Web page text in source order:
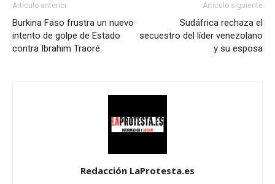
Artículo anterior
Burkina Faso frustra un nuevo
intento de golpe de Estado
contra Ibrahim Traoré
Artículo siguiente
Sudáfrica rechaza el
secuestro del líder venezolano
y su esposa
Redacción LaProtesta.es